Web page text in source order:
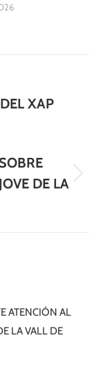
XAP
DE LA
ATENCIÓN AL
LA VALL DE